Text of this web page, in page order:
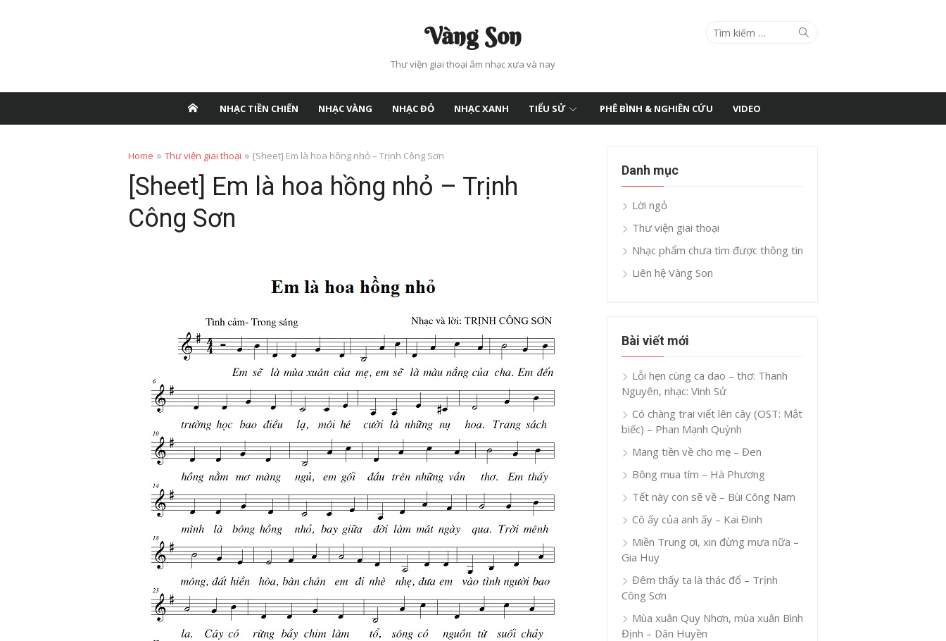
Vàng Son
Thư viện giai thoại âm nhạc xưa và nay
Search
Search
NHẠC TIỀN CHIẾN NHẠC VÀNG NHẠC ĐỎ NHẠC XANH TIỂU SỬ PHÊ BÌNH & NGHIÊN CỨU VIDEO
Home » Thư viện giai thoại » [Sheet] Em là hoa hồng nhỏ – Trịnh Công Sơn
[Sheet] Em là hoa hồng nhỏ – Trịnh
Công Sơn
Danh mục
Lời ngỏ
Thư viện giai thoại
Nhạc phẩm chưa tìm được thông tin
Liên hệ Vàng Son
Bài viết mới
Lỗi hẹn cùng ca dao – thơ: Thanh
Nguyên, nhạc: Vinh Sử
Có chàng trai viết lên cây (OST: Mắt
biếc) – Phan Mạnh Quỳnh
Mang tiền về cho mẹ – Đen
Bông mua tím – Hà Phương
Tết này con sẽ về – Bùi Công Nam
Cô ấy của anh ấy – Kai Đinh
Miền Trung ơi, xin đừng mưa nữa –
Gia Huy
Đêm thấy ta là thác đổ – Trịnh
Công Sơn
Mùa xuân Quy Nhơn, mùa xuân Bình
Định – Dân Huyền